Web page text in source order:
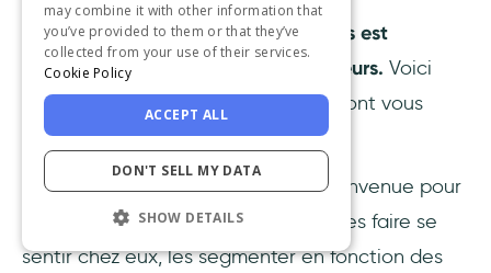
Ce processus d'éducation des clients est
synonyme d'onboarding des utilisateurs. Voici
quelques exemples de la manière dont vous
pouvez onboarder vos utilisateurs :
Vous pouvez utiliser un écran de bienvenue pour
accueillir les nouveaux utilisateurs, les faire se
sentir chez eux, les segmenter en fonction des
may combine it with other information that
you’ve provided to them or that they’ve
collected from your use of their services.
Cookie Policy
ACCEPT ALL
DON'T SELL MY DATA
SHOW DETAILS